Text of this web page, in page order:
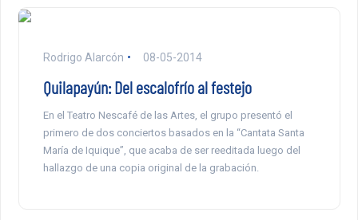
Rodrigo Alarcón 08-05-2014
Quilapayún: Del escalofrío al festejo
En el Teatro Nescafé de las Artes, el grupo presentó el
primero de dos conciertos basados en la “Cantata Santa
María de Iquique”, que acaba de ser reeditada luego del
hallazgo de una copia original de la grabación.